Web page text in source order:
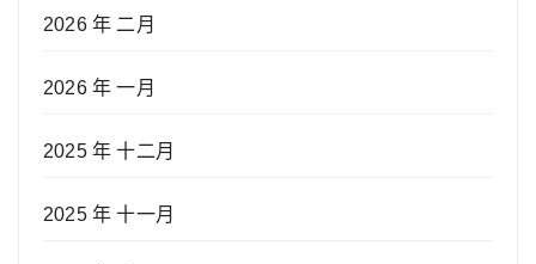
2026 年 二月
2026 年 一月
2025 年 十二月
2025 年 十一月